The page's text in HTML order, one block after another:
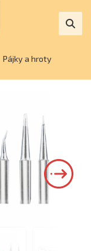
Pájky a hroty